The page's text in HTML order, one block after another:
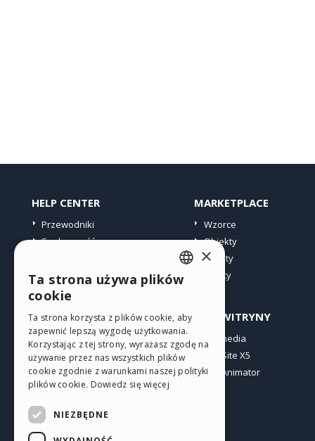
HELP CENTER
Przewodniki
Społeczność
MARKETPLACE
Wzorce
Obiekty
Punkty
Oferty
PROFIL
Moje wpisy
Moje licencje
Pobieranie
Web hosting
INNE WITRYNY
Incomedia
WebSite X5
WebAnimator
ENGLISH
GERMAN
SPANISH
PORTUGUESE
×
Ta strona używa plików
cookie
Ta strona korzysta z plików cookie, aby
zapewnić lepszą wygodę użytkowania.
Korzystając z tej strony, wyrażasz zgodę na
używanie przez nas wszystkich plików
cookie zgodnie z warunkami naszej polityki
plików cookie. Dowiedz się więcej
NIEZBĘDNE